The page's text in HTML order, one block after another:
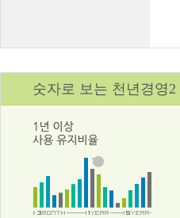
숫자로 보는 천년경영2